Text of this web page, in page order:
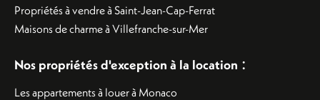
Propriétés à vendre à Saint-Jean-Cap-Ferrat
Maisons de charme à Villefranche-sur-Mer
Nos propriétés d'exception à la location :
Les appartements à louer à Monaco